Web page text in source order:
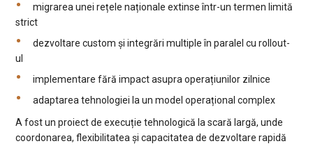
migrarea unei rețele naționale extinse într-un termen limită
strict
dezvoltare custom și integrări multiple în paralel cu rollout-
ul
implementare fără impact asupra operațiunilor zilnice
adaptarea tehnologiei la un model operațional complex
A fost un proiect de execuție tehnologică la scară largă, unde
coordonarea, flexibilitatea și capacitatea de dezvoltare rapidă